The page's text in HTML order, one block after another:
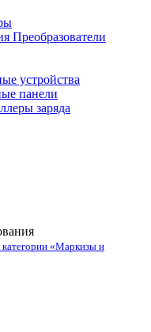
Преобразователи
устройства
панели
заряда
«Маркизы и